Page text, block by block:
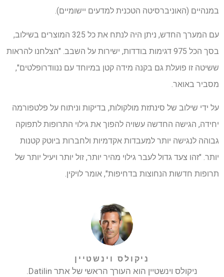
במנהיים (האוניברסיטה הטכנית למדעים יישומיים).
עם המערך החדש, ניתן היה לנתח את כל 325 המוצרים בשילוב,
בסך הכל 975 דגימות בודדות, ישירות על השבב. "הצלחנו להראות
ששיטה זו פועלת גם בקנה מידה קטן במיוחד עם ננוודרופלטים",
מסביר באואר.
על ידי שילוב של סינתזת מולקולות, בדיקות וניתוח על פלטפורמה
יחידה, הגישה החדשה עשויה להפוך את גילוי התרופות לתפוקה
גבוהה לנגישה יותר למעבדות אקדמיות ולחברות ביוטק קטנות
יותר. "זהו צעד גדול לעבר גילוי מהיר יותר, זול יותר ויעיל יותר של
תרופות חדשות הנחוצות בדחיפות", אומר לויקין.
ניקולס וינשטיין
ניקולס וינשטיין הוא העורך הראשי של אתר Datilin.